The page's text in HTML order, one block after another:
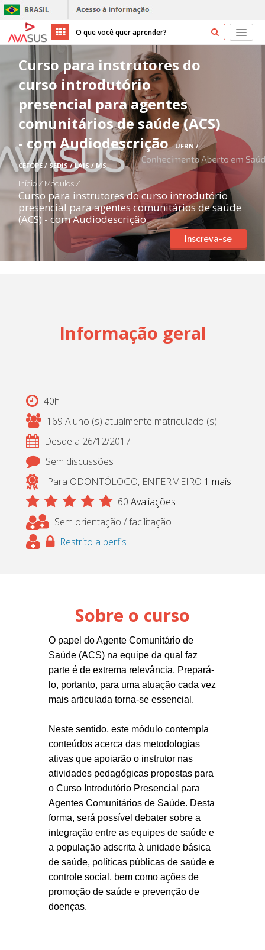
Início
Cursos
Parceiros
Sobre nós
Transparência
Repositório
Ajuda
Entrar
Curso para instrutores do
curso introdutório
presencial para agentes
comunitários de saúde (ACS)
- com Audiodescrição UFRN /
CEFOPE / SEDIS / LAIS / MS
Início / Módulos/
Curso para instrutores do curso introdutório
presencial para agentes comunitários de saúde
(ACS) - com Audiodescrição
Inscreva-se
Informação geral
40h
169 Aluno (s) atualmente matriculado (s)
Desde a 26/12/2017
Sem discussões
Para ODONTÓLOGO, ENFERMEIRO 1 mais
60 Avaliações
Sem orientação / facilitação
Restrito a perfis
Sobre o curso
O papel do Agente Comunitário de
Saúde (ACS) na equipe da qual faz
parte é de extrema relevância. Prepará-
lo, portanto, para uma atuação cada vez
mais articulada torna-se essencial.
Neste sentido, este módulo contempla
conteúdos acerca das metodologias
ativas que apoiarão o instrutor nas
atividades pedagógicas propostas para
o Curso Introdutório Presencial para
Agentes Comunitários de Saúde. Desta
forma, será possível debater sobre a
integração entre as equipes de saúde e
a população adscrita à unidade básica
de saúde, políticas públicas de saúde e
controle social, bem como ações de
promoção de saúde e prevenção de
doenças.